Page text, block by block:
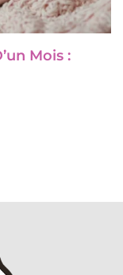
Mois :